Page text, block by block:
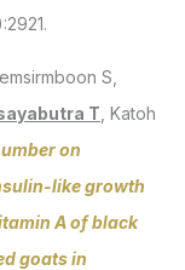
S,
T , Katoh
on
like growth
A of black
goats in